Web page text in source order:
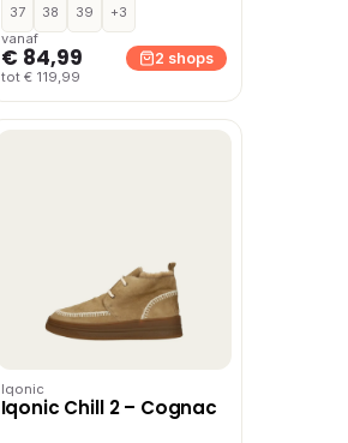
37 38 39
+3
vanaf
€ 84,99
tot € 119,99
2 shops
Iqonic
Iqonic Chill 2 – Cognac